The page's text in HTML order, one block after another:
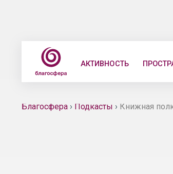
АКТИВНОСТЬ
Благосфера› Подкасты › Книжная